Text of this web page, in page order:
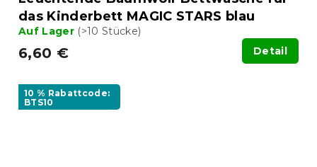
das Kinderbett MAGIC STARS blau
Auf Lager (>10 Stücke)
6,60 € Detail
10 % Rabattcode:
BTS10